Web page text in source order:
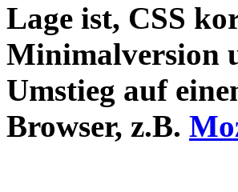
Lage ist, CSS
Minimalversion
Umstieg auf
Browser, z.B.